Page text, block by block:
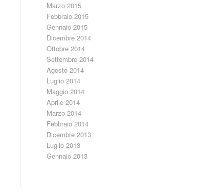
Marzo 2015
Febbraio 2015
Gennaio 2015
Dicembre 2014
Ottobre 2014
Settembre 2014
Agosto 2014
Luglio 2014
Maggio 2014
Aprile 2014
Marzo 2014
Febbraio 2014
Dicembre 2013
Luglio 2013
Gennaio 2013